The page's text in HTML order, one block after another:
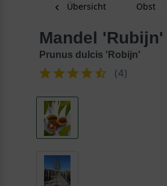
Übersicht Obst
Mandel 'Rubijn'
Prunus dulcis 'Robijn'
(4)